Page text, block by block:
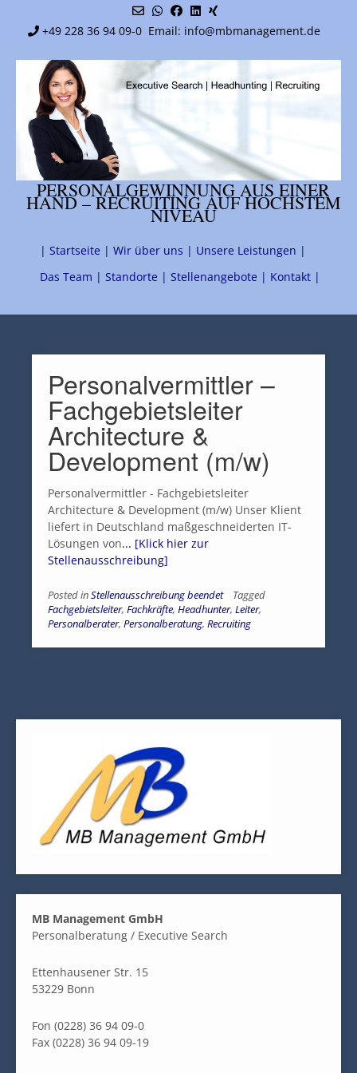
content
+49 228 36 94 09-0 Email: info@mbmanagement.de
PERSONALGEWINNUNG AUS EINER
HAND – RECRUITING AUF HÖCHSTEM
NIVEAU
| Startseite | Wir über uns | Unsere Leistungen |
Das Team | Standorte | Stellenangebote | Kontakt |
Personalvermittler –
Fachgebietsleiter
Architecture &
Development (m/w)
Personalvermittler - Fachgebietsleiter
Architecture & Development (m/w) Unser Klient
liefert in Deutschland maßgeschneiderten IT-
Lösungen von... [Klick hier zur
Stellenausschreibung]
Posted inStellenausschreibung beendet
Tagged
Fachgebietsleiter, Fachkräfte, Headhunter, Leiter,
Personalberater, Personalberatung, Recruiting
MB Management GmbH
Personalberatung / Executive Search
Ettenhausener Str. 15
53229 Bonn
Fon (0228) 36 94 09-0
Fax (0228) 36 94 09-19